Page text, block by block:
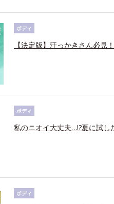
ボディ
【決定版】汗っかきさん必見
ボディ
私のニオイ大丈夫…!?夏に試
ボディ